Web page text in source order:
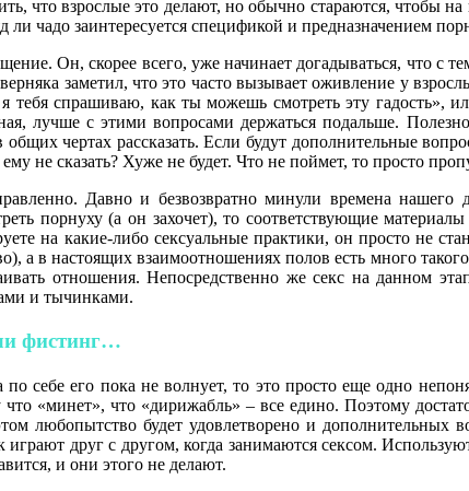
что взрослые это делают, но обычно стараются, чтобы
ли чадо заинтересуется спецификой и предназначением
Он, скорее всего, уже начинает догадываться, что с
заметил, что это часто вызывает оживление у
тебя спрашиваю, как ты можешь смотреть эту гадость»,
лучше с этими вопросами держаться подальше.
чертах рассказать. Если будут дополнительные
не сказать? Хуже не будет. Что не поймет, то просто
Давно и безвозвратно минули времена нашего
порнуху (а он захочет), то соответствующие
на какие-либо сексуальные практики, он просто не
а в настоящих взаимоотношениях полов есть много
отношения. Непосредственно же секс на данном
и тычинками.
фистинг…
себе его пока не волнует, то это просто еще одно
«минет», что «дирижабль» – все едино. Поэтому
любопытство будет удовлетворено и дополнительных
друг с другом, когда занимаются сексом.
и они этого не делают.